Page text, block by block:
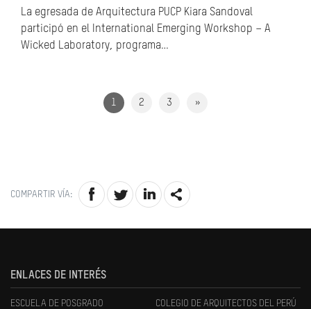
La egresada de Arquitectura PUCP Kiara Sandoval
participó en el International Emerging Workshop – A
Wicked Laboratory, programa…
1 2 3 »
COMPARTIR VÍA:
ENLACES DE INTERÉS
ESCUELA DE POSGRADO COLEGIO DE ARQUITECTOS DEL PERÚ